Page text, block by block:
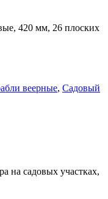
420 мм, 26 плоских
веерные, Садовый
на садовых участках,